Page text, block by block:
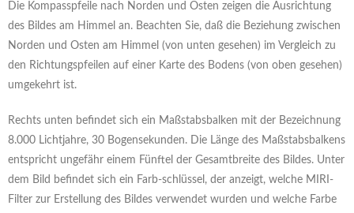
Die Kompasspfeile nach Norden und Osten zeigen die Ausrichtung
des Bildes am Himmel an. Beachten Sie, daß die Beziehung zwischen
Norden und Osten am Himmel (von unten gesehen) im Vergleich zu
den Richtungspfeilen auf einer Karte des Bodens (von oben gesehen)
umgekehrt ist.
Rechts unten befindet sich ein Maßstabsbalken mit der Bezeichnung
8.000 Lichtjahre, 30 Bogensekunden. Die Länge des Maßstabsbalkens
entspricht ungefähr einem Fünftel der Gesamtbreite des Bildes. Unter
dem Bild befindet sich ein Farb-schlüssel, der anzeigt, welche MIRI-
Filter zur Erstellung des Bildes verwendet wurden und welche Farbe